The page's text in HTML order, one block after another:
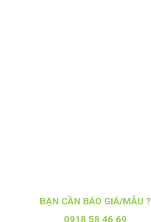
BẠN CẦN BÁO GIÁ/MẪU ?
0918 58 46 69